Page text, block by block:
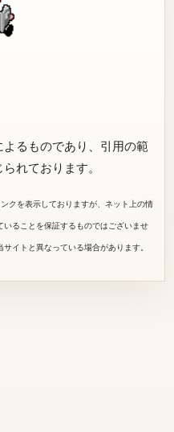
るものであり、引用の範
れております。
クを表示しておりますが、ネット上の情
ることを保証するものではございませ
イトと異なっている場合があります。